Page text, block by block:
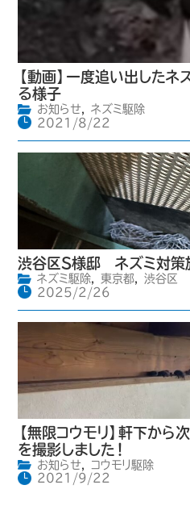
【動画】一度追い出した
る様子
お知らせ,
ネズミ駆除
2021/8/22
渋谷区S様邸 ネズミ対策
ネズミ駆除, 東京都,
渋谷区
2025/2/26
【無限コウモリ】軒下から
を撮影しました！
お知らせ,
コウモリ駆除
2021/9/22